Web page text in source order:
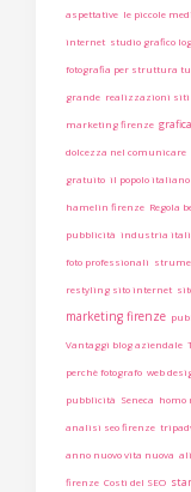
aspettative le piccole
internet studio grafico
fotografia per struttura
grande realizzazioni siti
marketing firenze
dolcezza nel comunicare
gratuito il popolo italiano
hamelin firenze Regola
pubblicità industria
foto professionali
restyling sito internet
marketing firenze
Vantaggi blog aziendale
perchè fotografo web
pubblicità Seneca homo
analisi seo firenze
anno nuovo vita nuova ali
firenze Costi del SEO